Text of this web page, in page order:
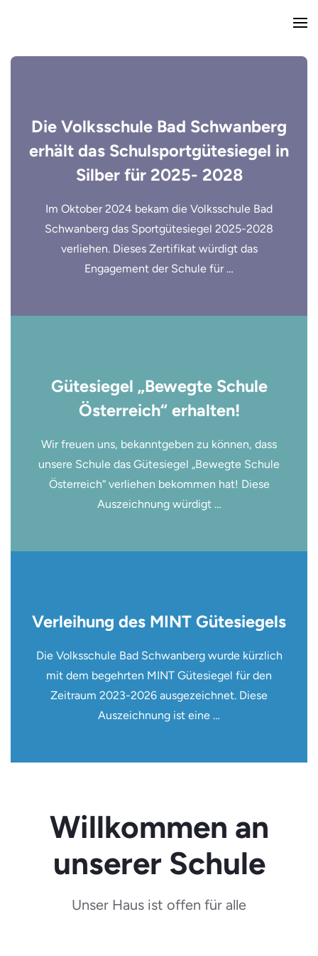
Die Volksschule Bad Schwanberg
erhält das Schulsportgütesiegel in
Silber für 2025- 2028
Im Oktober 2024 bekam die Volksschule Bad
Schwanberg das Sportgütesiegel 2025-2028
verliehen. Dieses Zertifikat würdigt das
Engagement der Schule für …
Gütesiegel „Bewegte Schule
Österreich“ erhalten!
Wir freuen uns, bekanntgeben zu können, dass
unsere Schule das Gütesiegel „Bewegte Schule
Österreich“ verliehen bekommen hat! Diese
Auszeichnung würdigt …
Verleihung des MINT Gütesiegels
Die Volksschule Bad Schwanberg wurde kürzlich
mit dem begehrten MINT Gütesiegel für den
Zeitraum 2023-2026 ausgezeichnet. Diese
Auszeichnung ist eine …
Willkommen an
unserer Schule
Unser Haus ist offen für alle